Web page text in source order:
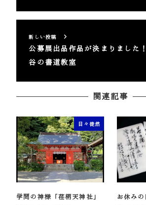
新しい投稿
公募展出品作品が決まりました
谷の書道教室
関連記事
日々徒然
学問の神様「荏柄天神社」
お休み